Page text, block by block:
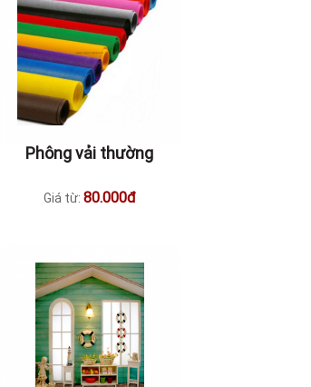
Phông vải thường
Giá từ: 80.000đ